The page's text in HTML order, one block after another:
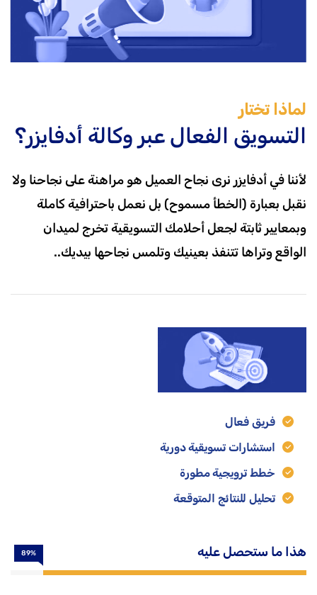
لماذا تختار
التسويق الفعال عبر وكالة أدفايزر؟
لأننا في أدفايزر نرى نجاح العميل هو مراهنة على نجاحنا ولا
نقبل بعبارة (الخطأ مسموح) بل نعمل باحترافية كاملة
وبمعايير ثابتة لجعل أحلامك التسويقية تخرج لميدان
الواقع وتراها تتنفذ بعينيك وتلمس نجاحها بيديك..
فريق فعال
استشارات تسويقية دورية
خطط ترويجية مطورة
تحليل للنتائج المتوقعة
هذا ما ستحصل عليه 89%